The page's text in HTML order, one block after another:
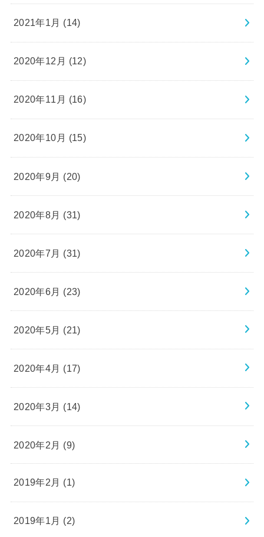
2021年1月 (14)
2020年12月 (12)
2020年11月 (16)
2020年10月 (15)
2020年9月 (20)
2020年8月 (31)
2020年7月 (31)
2020年6月 (23)
2020年5月 (21)
2020年4月 (17)
2020年3月 (14)
2020年2月 (9)
2019年2月 (1)
2019年1月 (2)